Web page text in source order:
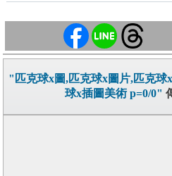
"匹克球x圖,匹克球x圖片,匹克球
球x插圖美術 p=0/0"